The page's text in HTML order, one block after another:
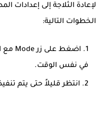
لإعادة الثلاجة إلى إعدادات
الخطوات التالية:
اضغط على زرMode مع
في نفس الوقت.
انتظر قليلاً حتى يتم